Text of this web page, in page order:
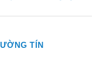
TÍN